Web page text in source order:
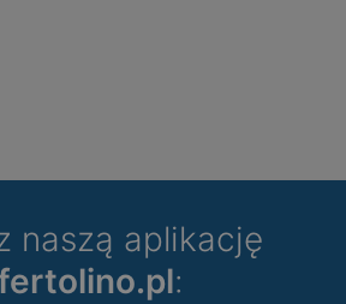
naszą aplikację
: